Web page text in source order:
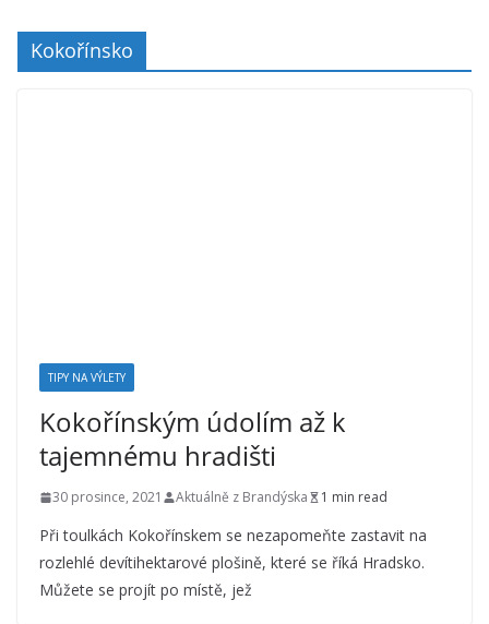
Kokořínsko
TIPY NA VÝLETY
Kokořínským údolím až k
tajemnému hradišti
30 prosince, 2021 Aktuálně z Brandýska 1 min read
Při toulkách Kokořínskem se nezapomeňte zastavit na
rozlehlé devítihektarové plošině, které se říká Hradsko.
Můžete se projít po místě, jež